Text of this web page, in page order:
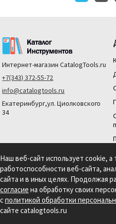
Интернет-магазин CatalogTools.ru
+7(343) 372-55-72
info@catalogtools.ru
Екатеринбург,ул. Циолковского
34
На нашем сайте мы используем cookie для
характера. Продолжая использовать этот
использование файлов cookies и
Политикой обработки персональных
справочный характер и не является
положениями статьи 437 гражданского
Наш веб-сайт использует cookie, а
работоспособности веб-сайта,
сайта и в иных целях. Продолжая
согласие на обработку своих
сполитикой обработки
сайте catalogtools.ru